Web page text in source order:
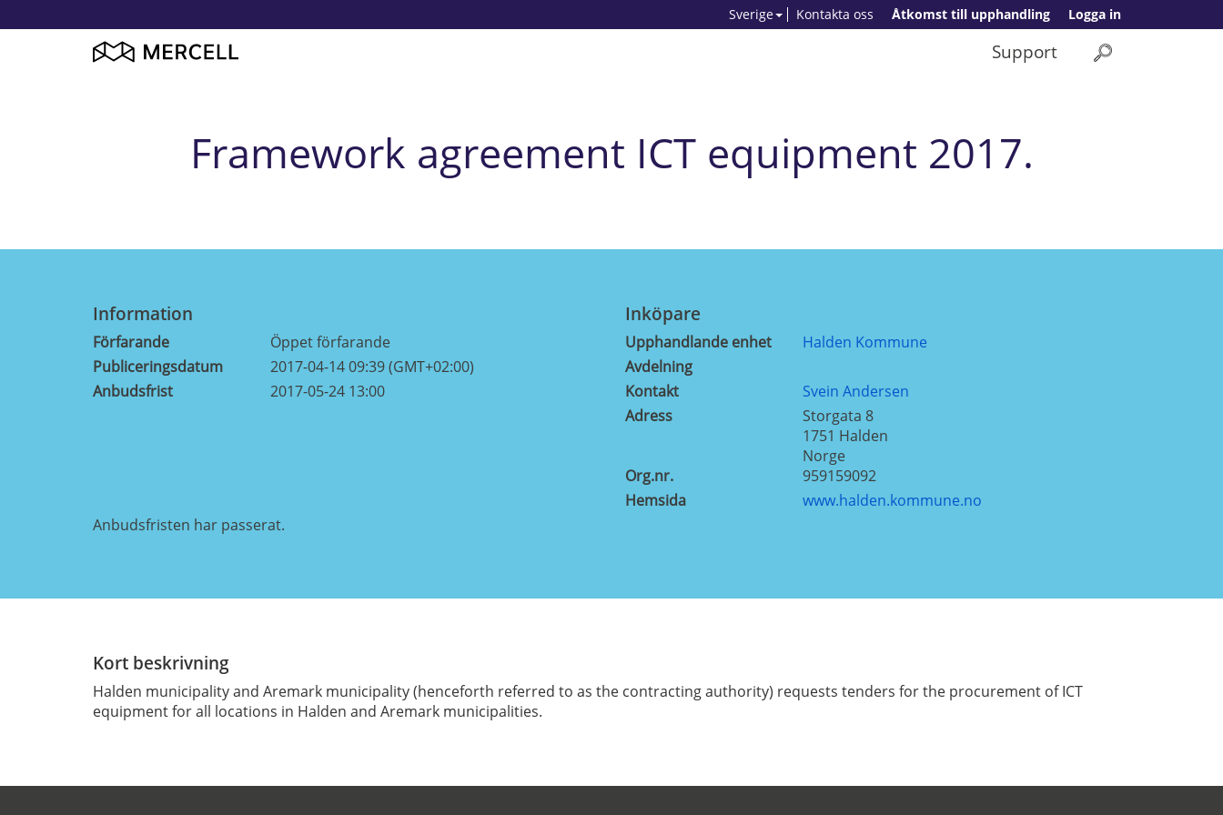
Logga in
Åtkomst till upphandling
Kontakta oss
Sverige
Support
Framework agreement ICT equipment 2017.
Information
Förfarande
Öppet förfarande
Publiceringsdatum
2017-04-14 09:39 (GMT+02:00)
Anbudsfrist
2017-05-24 13:00
Inköpare
Upphandlande enhet
Halden Kommune
Avdelning
Kontakt
Svein Andersen
Adress
Storgata 8
1751 Halden
Norge
Org.nr.
959159092
Hemsida
www.halden.kommune.no
Anbudsfristen har passerat.
Kort beskrivning
Halden municipality and Aremark municipality (henceforth referred to as the contracting authority) requests tenders for the procurement of ICT
equipment for all locations in Halden and Aremark municipalities.